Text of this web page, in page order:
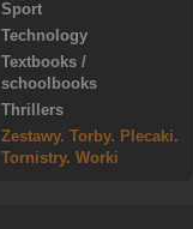
Sport
Technology
Textbooks /
schoolbooks
Thrillers
Zestawy. Torby. Plecaki.
Tornistry. Worki